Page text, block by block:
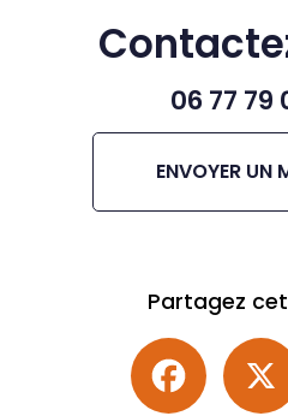
06 77 79
ENVOYER UN
Partagez